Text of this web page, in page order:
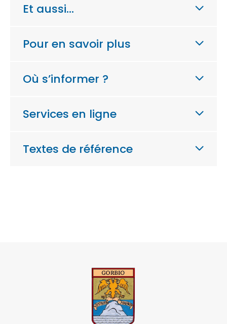
Et aussi…
Pour en savoir plus
Où s’informer ?
Services en ligne
Textes de référence